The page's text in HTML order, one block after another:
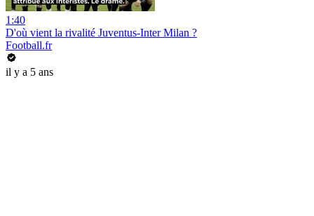
1:40
D'où vient la rivalité Juventus-Inter Milan ?
Football.fr
il y a 5 ans